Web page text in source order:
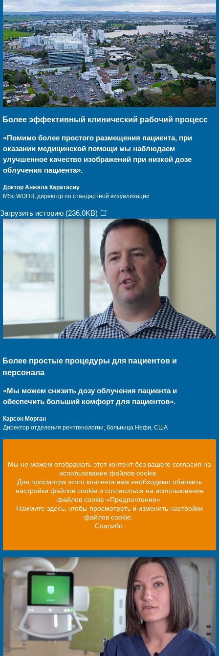
Более эффективный клинический рабочий процесс
«Помимо более простого размещения пациента, при
оказании медицинской помощи мы наблюдаем
улучшенное качество изображений при низкой дозе
облучения пациента».
Доктор Анжела Каратасиу
MSc WDHB, директор по стандартной визуализации
Загрузить историю (236.0KB)
Более простые процедуры для пациентов и
персонала
«Мы можем снизить дозу облучения пациента и
обеспечить больший комфорт для пациентов».
Карсон Морган
Директор отделения рентгенологии, больница Нефи, США
Мы не можем отображать этот контент без вашего согласия на
использование файлов cookie.
Для просмотра этого контента вам необходимо обновить
настройки файлов cookie и согласиться на использование
файлов cookie «Предпочтения».
Нажмите здесь, чтобы просмотреть и изменить настройки
файлов cookie.
Спасибо.